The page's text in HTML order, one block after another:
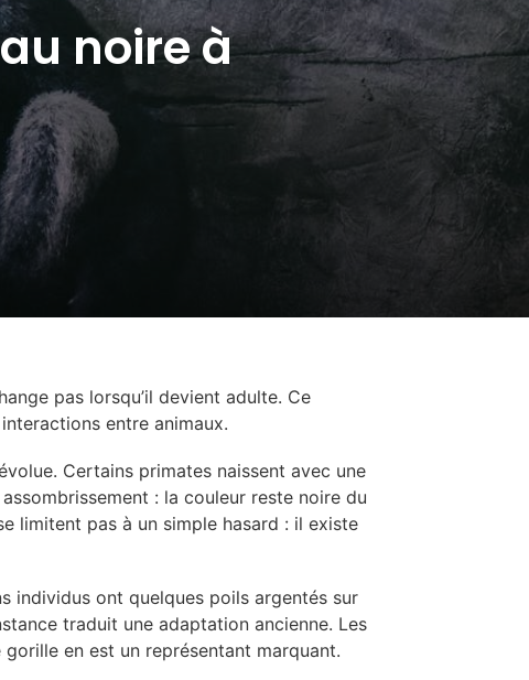
noire à
pas lorsqu’il devient adulte. Ce
entre animaux.
Certains primates naissent avec une
: la couleur reste noire du
limitent pas à un simple hasard : il existe
individus ont quelques poils argentés sur
traduit une adaptation ancienne. Les
en est un représentant marquant.